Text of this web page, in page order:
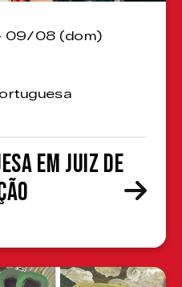
09/08 (dom)
em Juiz de